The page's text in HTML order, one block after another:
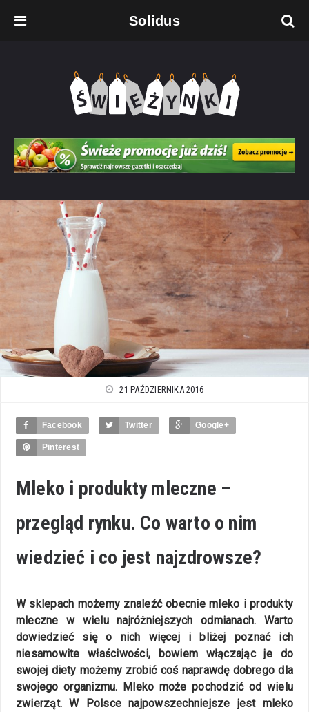
Solidus
21 PAŹDZIERNIKA 2016
Facebook Twitter Google+
Pinterest
Mleko i produkty mleczne –
przegląd rynku. Co warto o nim
wiedzieć i co jest najzdrowsze?
W sklepach możemy znaleźć obecnie mleko i produkty
mleczne w wielu najróżniejszych odmianach. Warto
dowiedzieć się o nich więcej i bliżej poznać ich
niesamowite właściwości, bowiem włączając je do
swojej diety możemy zrobić coś naprawdę dobrego dla
swojego organizmu. Mleko może pochodzić od wielu
zwierząt. W Polsce najpowszechniejsze jest mleko